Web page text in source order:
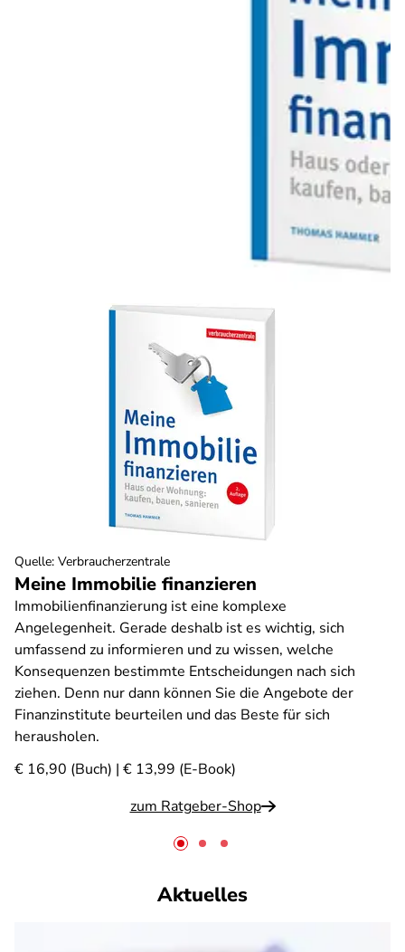
Meine Immobilie finanzieren
Immobilienfinanzierung ist eine komplexe
Angelegenheit. Gerade deshalb ist es wichtig, sich
umfassend zu informieren und zu wissen, welche
Konsequenzen bestimmte Entscheidungen nach sich
ziehen. Denn nur dann können Sie die Angebote der
Finanzinstitute beurteilen und das Beste für sich
herausholen.
€ 16,90 (Buch) | € 13,99 (E-Book)
zum Ratgeber-Shop
Quelle: Verbraucherzentrale
Aktuelles